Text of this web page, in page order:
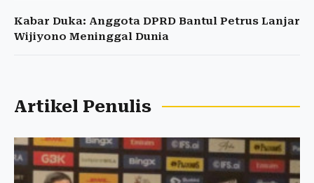
Kabar Duka: Anggota DPRD Bantul Petrus Lanjar
Wijiyono Meninggal Dunia
Artikel Penulis